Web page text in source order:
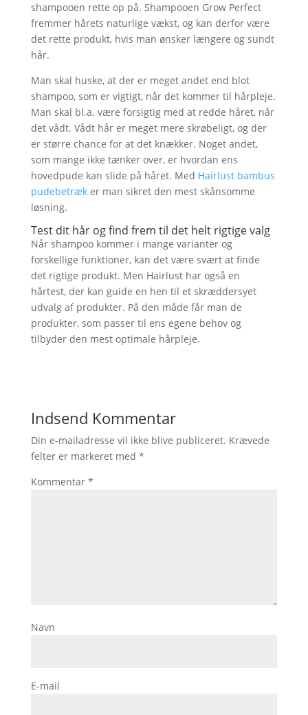
shampooen rette op på. Shampooen Grow Perfect
fremmer hårets naturlige vækst, og kan derfor være
det rette produkt, hvis man ønsker længere og sundt
hår.
Man skal huske, at der er meget andet end blot
shampoo, som er vigtigt, når det kommer til hårpleje.
Man skal bl.a. være forsigtig med at redde håret, når
det vådt. Vådt hår er meget mere skrøbeligt, og der
er større chance for at det knækker. Noget andet,
som mange ikke tænker over, er hvordan ens
hovedpude kan slide på håret. Med Hairlust bambus
pudebetræker man sikret den mest skånsomme
løsning.
Test dit hår og find frem til det helt rigtige valg
Når shampoo kommer i mange varianter og
forskellige funktioner, kan det være svært at finde
det rigtige produkt. Men Hairlust har også en
hårtest, der kan guide en hen til et skræddersyet
udvalg af produkter. På den måde får man de
produkter, som passer til ens egene behov og
tilbyder den mest optimale hårpleje.
Indsend Kommentar
Din e-mailadresse vil ikke blive publiceret. Krævede
felter er markeret med *
Kommentar *
Navn
E-mail